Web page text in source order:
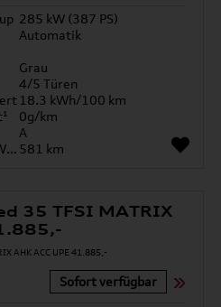
285 kW (387 PS)
Automatik
Grau
4/5 Türen
18.3 kWh/100 km
0g/km
A
Elektr. Reichweite nach WLTP* 581 km
35 TFSI MATRIX
Sofort verfügbar